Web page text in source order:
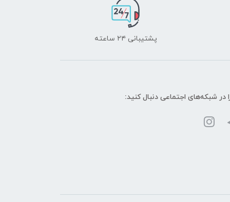
پشتیبانی ۲۴ ساعته
در شبکه‌های اجتماعی دنبال کنید: